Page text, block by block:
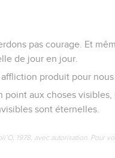
pas courage. Et
de jour en jour.
produit pour
point aux choses
sont éternelles.
1978, avec autorisation. Pour